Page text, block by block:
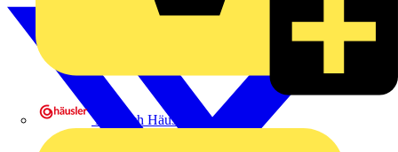
Heinrich Häusler GmbH